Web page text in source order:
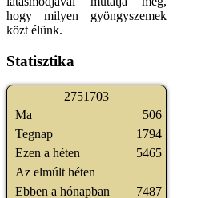
hogy milyen gyöngyszemek
közt élünk.
Statisztika
2751703
Ma
Tegnap
Ezen a héten
Az elmúlt héten
Ebben a hónapban
506
1794
5465
7487